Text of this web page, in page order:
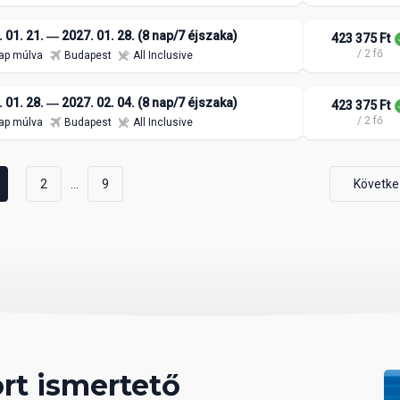
01. 21. ― 2027. 01. 28. (8 nap/7 éjszaka)
múlva Budapest All Inclusive
423 375 Ft
/ 2 fő
01. 28. ― 2027. 02. 04. (8 nap/7 éjszaka)
múlva Budapest All Inclusive
423 375 Ft
/ 2 fő
2 9
ismertető